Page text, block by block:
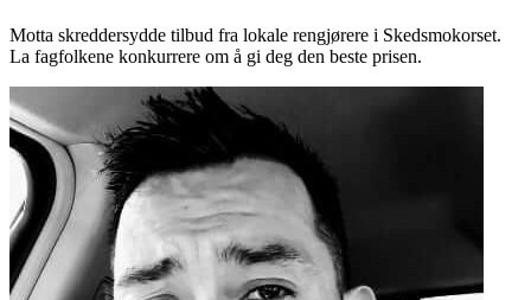
Motta skreddersydde tilbud fra lokale rengjørere i Skedsmokorset.
La fagfolkene konkurrere om å gi deg den beste prisen.